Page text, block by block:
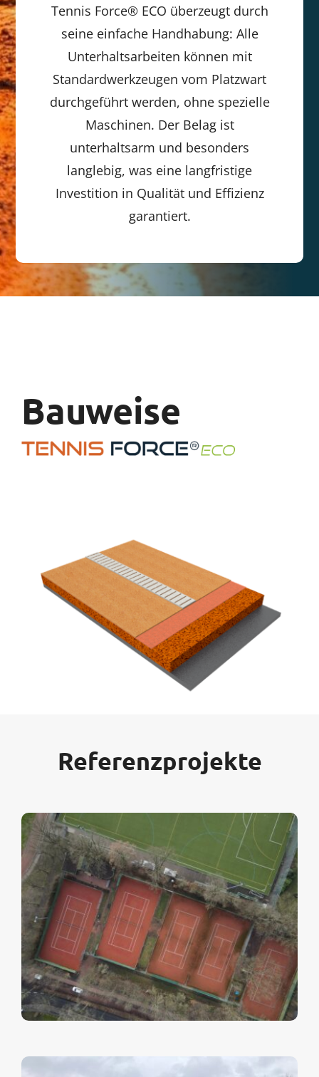
Tennis Force® ECO überzeugt durch
seine einfache Handhabung: Alle
Unterhaltsarbeiten können mit
Standardwerkzeugen vom Platzwart
durchgeführt werden, ohne spezielle
Maschinen. Der Belag ist
unterhaltsarm und besonders
langlebig, was eine langfristige
Investition in Qualität und Effizienz
garantiert.
Bauweise
Referenzprojekte